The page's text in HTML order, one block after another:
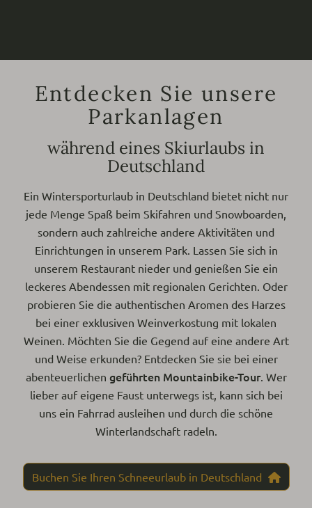
Entdecken Sie unsere
Parkanlagen
während eines Skiurlaubs in
Deutschland
Ein Wintersporturlaub in Deutschland bietet nicht nur
jede Menge Spaß beim Skifahren und Snowboarden,
sondern auch zahlreiche andere Aktivitäten und
Einrichtungen in unserem Park. Lassen Sie sich in
unserem Restaurant nieder und genießen Sie ein
leckeres Abendessen mit regionalen Gerichten. Oder
probieren Sie die authentischen Aromen des Harzes
bei einer exklusiven Weinverkostung mit lokalen
Weinen. Möchten Sie die Gegend auf eine andere Art
und Weise erkunden? Entdecken Sie sie bei einer
abenteuerlichen geführten Mountainbike-Tour. Wer
lieber auf eigene Faust unterwegs ist, kann sich bei
uns ein Fahrrad ausleihen und durch die schöne
Winterlandschaft radeln.
Buchen Sie Ihren Schneeurlaub in Deutschland